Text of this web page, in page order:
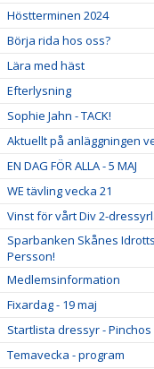
Höstterminen 2024
Börja rida hos oss?
Lära med häst
Efterlysning
Sophie Jahn - TACK!
Aktuellt på anläggningen
EN DAG FÖR ALLA - 5 MAJ
WE tävling vecka 21
Vinst för vårt Div 2-
Sparbanken Skånes
Persson!
Medlemsinformation
Fixardag - 19 maj
Startlista dressyr - Pinchos
Temavecka - program